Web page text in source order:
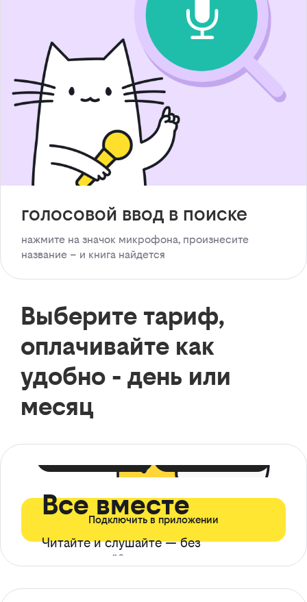
голосовой ввод в поиске
нажмите на значок микрофона, произнесите
название – и книга найдется
Выберите тариф,
оплачивайте как
удобно - день или
месяц
Все вместе
Читайте и слушайте — без
ограничений*
Подключить в приложении